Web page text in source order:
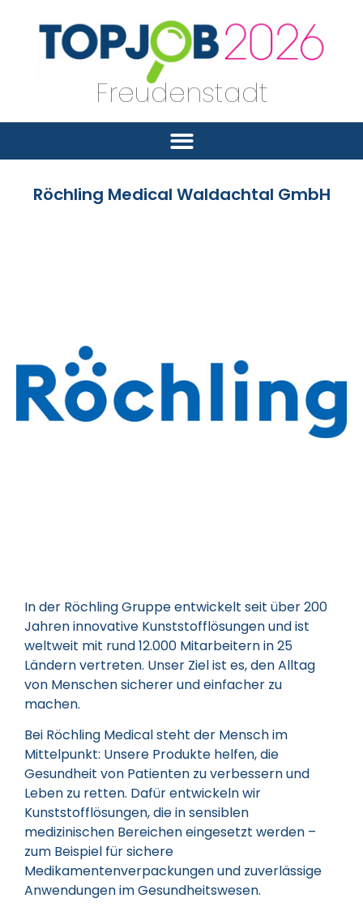
Freudenstadt
Röchling Medical Waldachtal GmbH
In der Röchling Gruppe entwickelt seit über 200
Jahren innovative Kunststofflösungen und ist
weltweit mit rund 12.000 Mitarbeitern in 25
Ländern vertreten. Unser Ziel ist es, den Alltag
von Menschen sicherer und einfacher zu
machen.
Bei Röchling Medical steht der Mensch im
Mittelpunkt: Unsere Produkte helfen, die
Gesundheit von Patienten zu verbessern und
Leben zu retten. Dafür entwickeln wir
Kunststofflösungen, die in sensiblen
medizinischen Bereichen eingesetzt werden –
zum Beispiel für sichere
Medikamentenverpackungen und zuverlässige
Anwendungen im Gesundheitswesen.